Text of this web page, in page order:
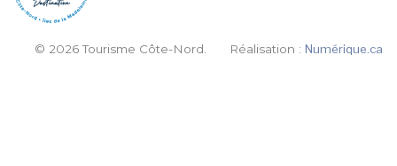
© 2026 Tourisme Côte-Nord. Réalisation :Numérique.ca